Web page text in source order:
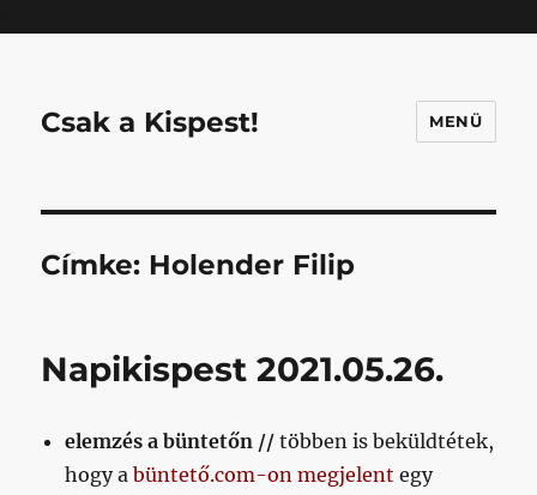
Csak a Kispest! MENÜ
Címke: Holender Filip
Napikispest 2021.05.26.
elemzés a büntetőn // többen is beküldtétek,
hogy abüntető.com-on megjelent egy